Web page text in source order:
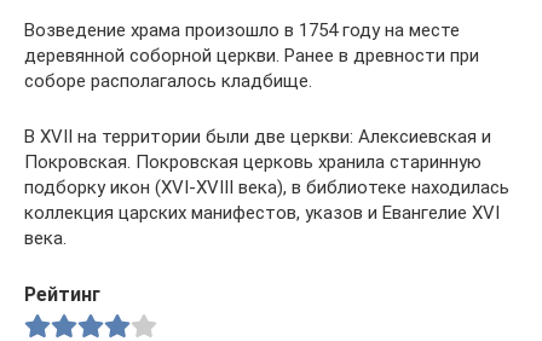
Возведение храма произошло в 1754 году на месте
деревянной соборной церкви. Ранее в древности при
соборе располагалось кладбище.
В XVII на территории были две церкви: Алексиевская и
Покровская. Покровская церковь хранила старинную
подборку икон (XVI-XVIII века), в библиотеке находилась
коллекция царских манифестов, указов и Евангелие XVI
века.
Рейтинг